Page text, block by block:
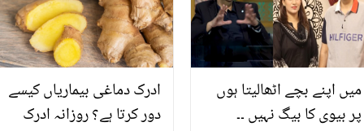
ادرک دماغی بیماریاں کیسے
دور کرتا ہے؟ روزانہ ادرک
میں اپنے بچے اٹھالیتا ہوں
پر بیوی کا بیگ نہیں ۔۔